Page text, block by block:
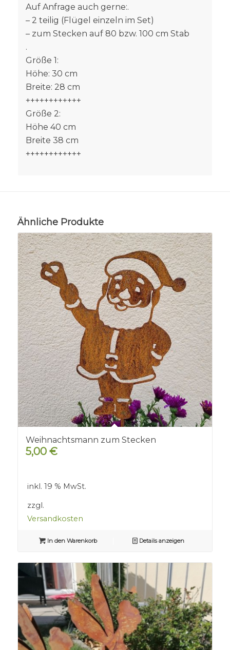
Auf Anfrage auch gerne:.
– 2 teilig (Flügel einzeln im Set)
– zum Stecken auf 80 bzw. 100 cm Stab
.
Größe 1:
Höhe: 30 cm
Breite: 28 cm
++++++++++++
Größe 2:
Höhe 40 cm
Breite 38 cm
++++++++++++
Ähnliche Produkte
Weihnachtsmann zum Stecken
5,00 €
inkl. 19 % MwSt.
zzgl.
Versandkosten
In den Warenkorb Details anzeigen